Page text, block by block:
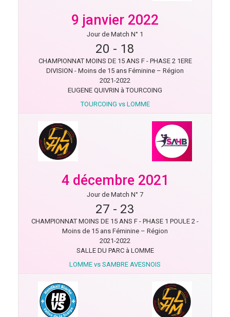
9 janvier 2022
Jour de Match N° 1
20 - 18
CHAMPIONNAT MOINS DE 15 ANS F - PHASE 2 1ERE
DIVISION - Moins de 15 ans Féminine – Région
2021-2022
EUGENE QUIVRIN à TOURCOING
TOURCOING vs LOMME
4 décembre 2021
Jour de Match N° 7
27 - 23
CHAMPIONNAT MOINS DE 15 ANS F - PHASE 1 POULE 2 -
Moins de 15 ans Féminine – Région
2021-2022
SALLE DU PARC à LOMME
LOMME vs SAMBRE AVESNOIS